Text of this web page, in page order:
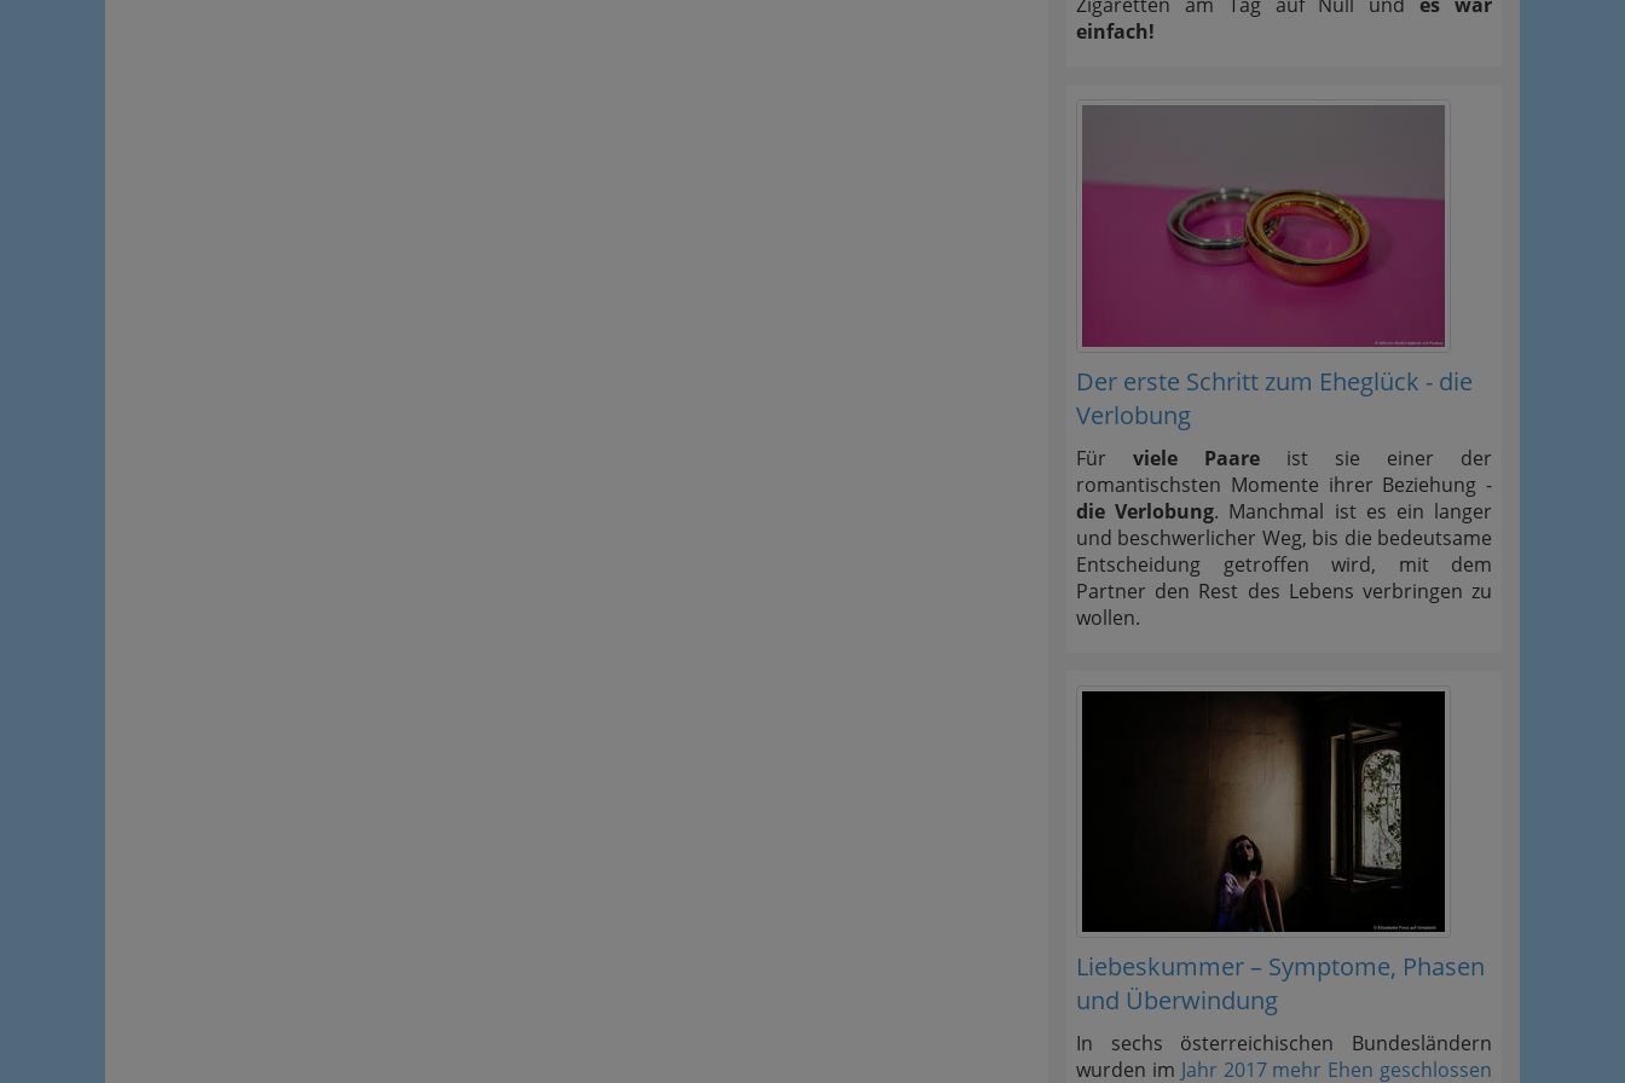
einfach!
Der erste Schritt zum Eheglück - die
Verlobung
Für viele Paare ist sie einer der
romantischsten Momente ihrer Beziehung -
die Verlobung. Manchmal ist es ein langer
und beschwerlicher Weg, bis die bedeutsame
Entscheidung getroffen wird, mit dem
Partner den Rest des Lebens verbringen zu
wollen.
Liebeskummer – Symptome, Phasen
und Überwindung
In sechs österreichischen Bundesländern
wurden im Jahr 2017 mehr Ehen geschlossen